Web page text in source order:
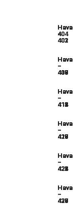
–
401
–
402
–
403
404
404
–
406
–
407
–
408
–
409
–
410
–
411
–
412
–
413
–
414
–
415
–
416
–
417
–
418
–
419
–
420
–
421
–
422
–
423
–
424
–
425
–
426
–
427
–
428
–
429
–
430